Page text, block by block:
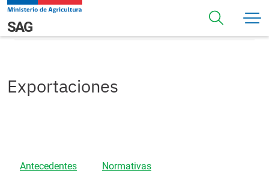
Pasar al contenido principal
Navegación principal
SAGExportaciones
Exportaciones
Antecedentes Normativas